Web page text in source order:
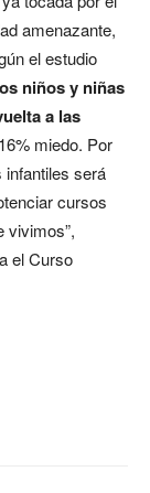
amenazante,
el estudio
niños y niñas
a las
miedo. Por
infantiles será
cursos
vivimos”,
el Curso